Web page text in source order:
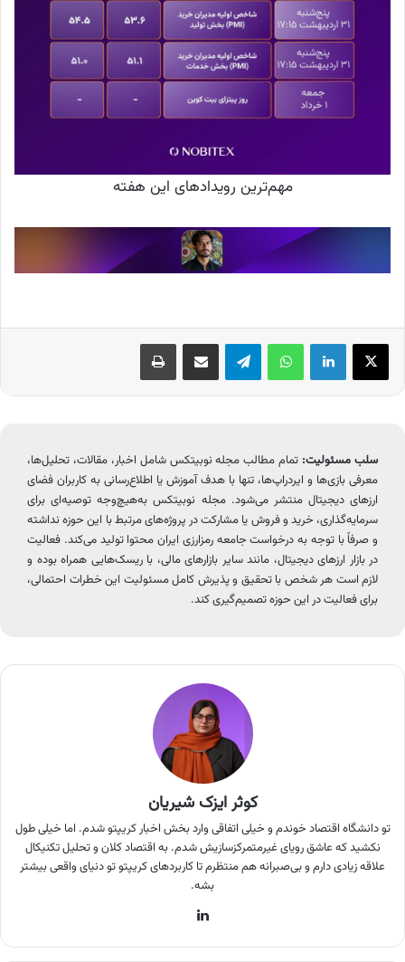
مهم‌ترین رویدادهای این هفته
X لینکدین واتس آپ تلگرام اشتراک گذاری از طریق ایمیل چاپ
سلب مسئولیت: تمام مطالب مجله نوبیتکس شامل اخبار، مقالات، تحلیل‌ها،
معرفی بازی‌ها و ایردراپ‌ها، تنها با هدف آموزش یا اطلاع‌رسانی به کاربران فضای
ارزهای دیجیتال منتشر می‌شود. مجله نوبیتکس به‌هیچ‌وجه توصیه‌ای برای
سرمایه‌گذاری، خرید و فروش یا مشارکت در پروژه‌های مرتبط با این حوزه نداشته
و صرفاً با توجه به درخواست جامعه رمزارزی ایران محتوا تولید می‌کند. فعالیت
در بازار ارزهای دیجیتال، مانند سایر بازارهای مالی، با ریسک‌هایی همراه بوده و
لازم است هر شخص با تحقیق و پذیرش کامل مسئولیت این خطرات احتمالی،
برای فعالیت در این حوزه تصمیم‌گیری کند.
کوثر ایزک شیریان
تو دانشگاه اقتصاد خوندم و خیلی اتفاقی وارد بخش اخبار کریپتو شدم. اما خیلی طول
نکشید که عاشق رویای غیرمتمرکزسازیش شدم. به اقتصاد کلان و تحلیل تکنیکال
علاقه زیادی دارم و بی‌صبرانه هم منتظرم تا کاربردهای کریپتو تو دنیای واقعی بیشتر
بشه.